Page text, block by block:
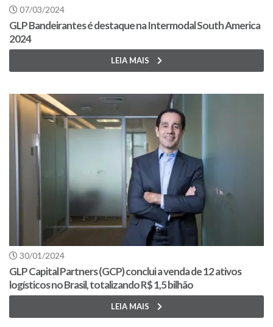
07/03/2024
GLP Bandeirantes é destaque na Intermodal South America
2024
LEIA MAIS
30/01/2024
GLP Capital Partners (GCP) conclui a venda de 12 ativos
logísticos no Brasil, totalizando R$ 1,5 bilhão
LEIA MAIS